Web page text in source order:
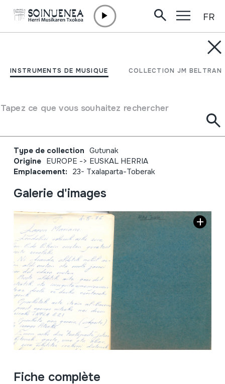
INSTRUMENTS DE MUSIQUE COLLECTION JM BELTRAN
Tapez ce que vous souhaitez rechercher
FR
Joseba Zuaznabarren
Zuznabartarrei buruzko
Type de collection Gutunak
Origine EUROPE -> EUSKAL HERRIA
Emplacement: 23- Txalaparta-Toberak
Galerie d'images
Fiche complète